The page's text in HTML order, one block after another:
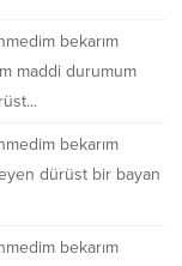
bekarım
maddi durumum
bekarım
dürüst bir bayan
bekarım